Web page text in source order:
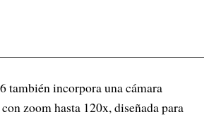
también incorpora una cámara
zoom hasta 120x, diseñada para